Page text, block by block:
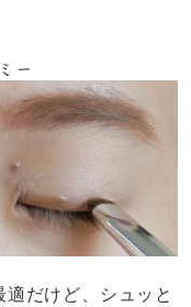
だけど、シュッと